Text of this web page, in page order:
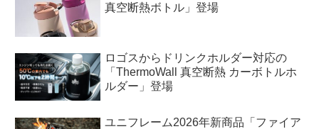
真空断熱ボトル」登場
ロゴスからドリンクホルダー対応の
「ThermoWall 真空断熱 カーボトルホ
ルダー」登場
ユニフレーム2026年新商品「ファイア